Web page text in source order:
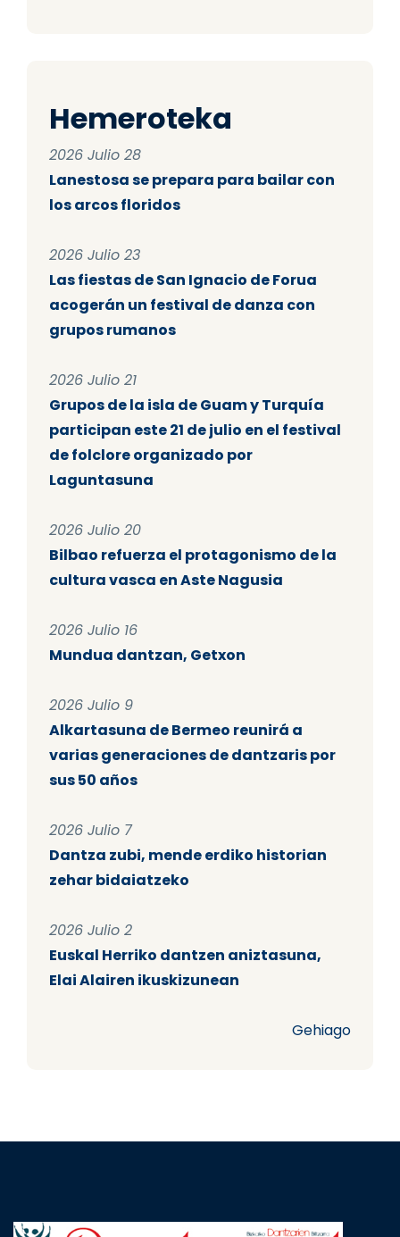
Hemeroteka
2026 Julio 28
Lanestosa se prepara para bailar con
los arcos floridos
2026 Julio 23
Las fiestas de San Ignacio de Forua
acogerán un festival de danza con
grupos rumanos
2026 Julio 21
Grupos de la isla de Guam y Turquía
participan este 21 de julio en el festival
de folclore organizado por
Laguntasuna
2026 Julio 20
Bilbao refuerza el protagonismo de la
cultura vasca en Aste Nagusia
2026 Julio 16
Mundua dantzan, Getxon
2026 Julio 9
Alkartasuna de Bermeo reunirá a
varias generaciones de dantzaris por
sus 50 años
2026 Julio 7
Dantza zubi, mende erdiko historian
zehar bidaiatzeko
2026 Julio 2
Euskal Herriko dantzen aniztasuna,
Elai Alairen ikuskizunean
Gehiago